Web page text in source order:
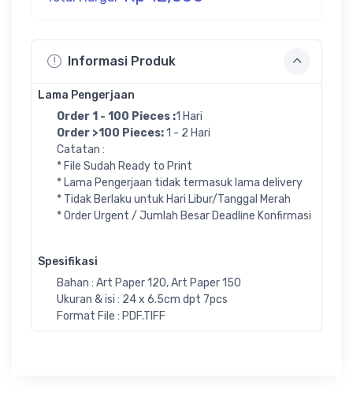
Informasi Produk
Lama Pengerjaan
Order 1 - 100 Pieces :1 Hari
Order >100 Pieces:1 - 2 Hari
Catatan :
* File Sudah Ready to Print
* Lama Pengerjaan tidak termasuk lama delivery
* Tidak Berlaku untuk Hari Libur/Tanggal Merah
* Order Urgent / Jumlah Besar Deadline Konfirmasi
Spesifikasi
Bahan : Art Paper 120, Art Paper 150
Ukuran & isi : 24 x 6.5cm dpt 7pcs
Format File : PDF.TIFF